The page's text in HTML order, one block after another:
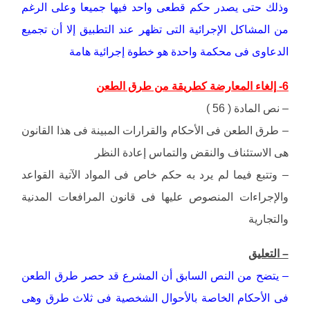
وذلك حتى يصدر حكم قطعى واحد فيها جميعا وعلى الرغم
من المشاكل الإجرائية التى تظهر عند التطبيق إلا أن تجميع
الدعاوى فى محكمة واحدة هو خطوة إجرائية هامة
6- إلغاء المعارضة كطريقة من طرق الطعن
– نص المادة ( 56 )
– طرق الطعن فى الأحكام والقرارات المبينة فى هذا القانون
هى الاستئناف والنقض والتماس إعادة النظر
– وتتبع فيما لم يرد به حكم خاص فى المواد الآتية القواعد
والإجراءات المنصوص عليها فى قانون المرافعات المدنية
والتجارية
– التعليق
– يتضح من النص السابق أن المشرع قد حصر طرق الطعن
فى الأحكام الخاصة بالأحوال الشخصية فى ثلاث طرق وهى